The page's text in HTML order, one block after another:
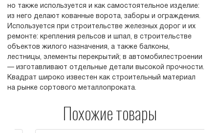
но также используется и как самостоятельное изделие:
из него делают кованные ворота, заборы и ограждения.
Используется при строительстве железных дорог и их
ремонте: крепления рельсов и шпал, в строительстве
объектов жилого назначения, а также балконы,
лестницы, элементы перекрытий; в автомобилестроении
— изготавливают отдельные детали высокой прочности.
Квадрат широко известен как строительный материал
на рынке сортового металлопроката.
Похожие товары